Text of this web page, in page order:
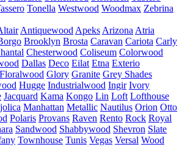
Tonella Westwood Woodmax Zebrina
Antiquewood Apeks Arizona Atria
Brooklyn Brosta Caravan Cariota Carly
Chesterwood Coliseum Colorwood
Dallas Deco Eilat Etna Exterio
Floralwood Glory Granite Grey Shades
Hugge Industrialwood Ingir Ivory
Jacquard Kama Kongo Lin Loft Lofthouse
Manhattan Metallic Nautilus Orion Otto
Polaris Provans Raven Rento Rock Royal
Sandwood Shabbywood Shevron Slate
Townhouse Tunis Vegas Versal Wood